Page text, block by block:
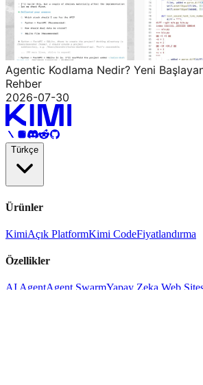
Agentic Kodlama Nedir? Yeni
Rehber
2026-07-30
Türkçe
Ürünler
KimiAçık PlatformKimi CodeFiyatlandırma
Özellikler
AI AgentAgent SwarmYapay Zeka Web